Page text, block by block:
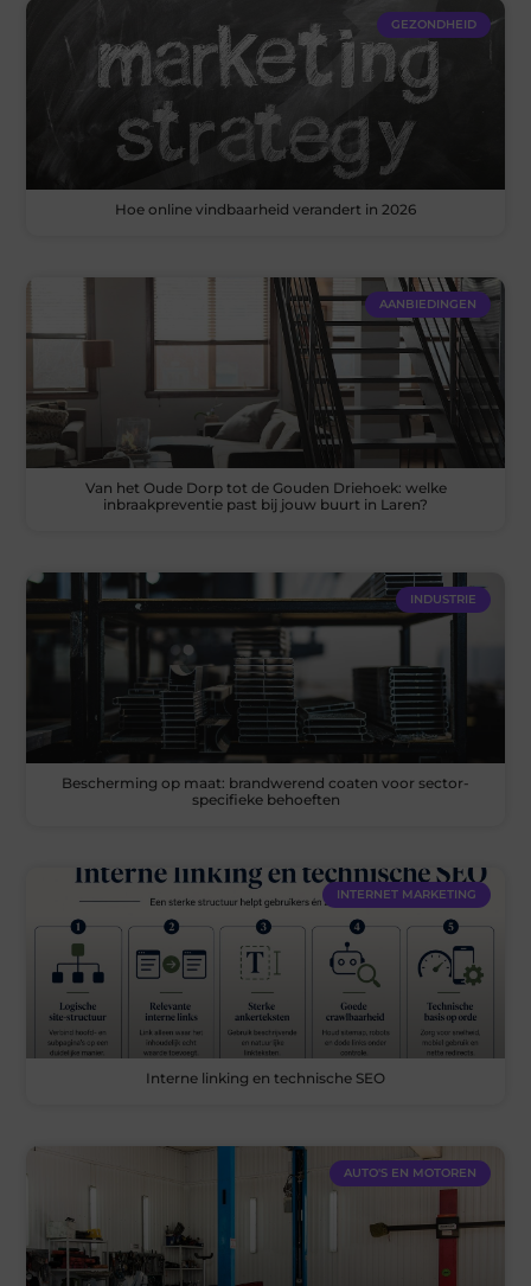
GEZONDHEID
Hoe online vindbaarheid verandert in 2026
AANBIEDINGEN
Van het Oude Dorp tot de Gouden Driehoek: welke
inbraakpreventie past bij jouw buurt in Laren?
INDUSTRIE
Bescherming op maat: brandwerend coaten voor sector-
specifieke behoeften
INTERNET MARKETING
Interne linking en technische SEO
AUTO'S EN MOTOREN